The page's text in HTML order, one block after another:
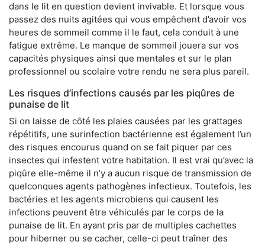
dans le lit en question devient invivable. Et lorsque vous
passez des nuits agitées qui vous empêchent d’avoir vos
heures de sommeil comme il le faut, cela conduit à une
fatigue extrême. Le manque de sommeil jouera sur vos
capacités physiques ainsi que mentales et sur le plan
professionnel ou scolaire votre rendu ne sera plus pareil.
Les risques d’infections causés par les piqûres de
punaise de lit
Si on laisse de côté les plaies causées par les grattages
répétitifs, une surinfection bactérienne est également l’un
des risques encourus quand on se fait piquer par ces
insectes qui infestent votre habitation. Il est vrai qu’avec la
piqûre elle-même il n’y a aucun risque de transmission de
quelconques agents pathogènes infectieux. Toutefois, les
bactéries et les agents microbiens qui causent les
infections peuvent être véhiculés par le corps de la
punaise de lit. En ayant pris par de multiples cachettes
pour hiberner ou se cacher, celle-ci peut traîner des